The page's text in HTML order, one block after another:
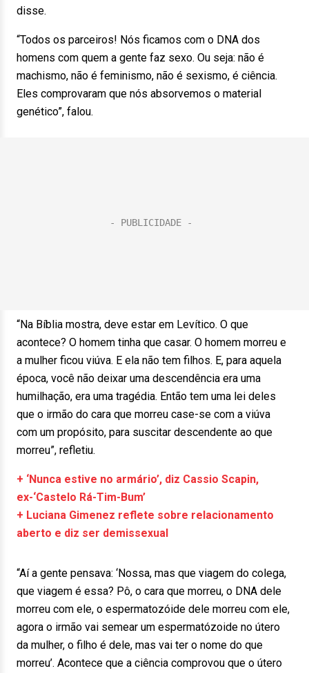
disse.
“Todos os parceiros! Nós ficamos com o DNA dos
homens com quem a gente faz sexo. Ou seja: não é
machismo, não é feminismo, não é sexismo, é ciência.
Eles comprovaram que nós absorvemos o material
genético”, falou.
“Na Bíblia mostra, deve estar em Levítico. O que
acontece? O homem tinha que casar. O homem morreu e
a mulher ficou viúva. E ela não tem filhos. E, para aquela
época, você não deixar uma descendência era uma
humilhação, era uma tragédia. Então tem uma lei deles
que o irmão do cara que morreu case-se com a viúva
com um propósito, para suscitar descendente ao que
morreu”, refletiu.
+ ‘Nunca estive no armário’, diz Cassio Scapin,
ex-‘Castelo Rá-Tim-Bum’
+ Luciana Gimenez reflete sobre relacionamento
aberto e diz ser demissexual
“Aí a gente pensava: ‘Nossa, mas que viagem do colega,
que viagem é essa? Pô, o cara que morreu, o DNA dele
morreu com ele, o espermatozóide dele morreu com ele,
agora o irmão vai semear um espermatózoide no útero
da mulher, o filho é dele, mas vai ter o nome do que
morreu’. Acontece que a ciência comprovou que o útero